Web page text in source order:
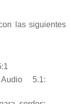
las siguientes
5.1: